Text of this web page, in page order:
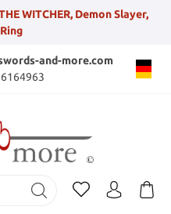
WITCHER, Demon Slayer,
and-more.com